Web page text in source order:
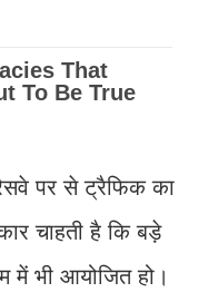
पर से ट्रैफिक का
चाहती है कि बड़े
में भी आयोजित हो।